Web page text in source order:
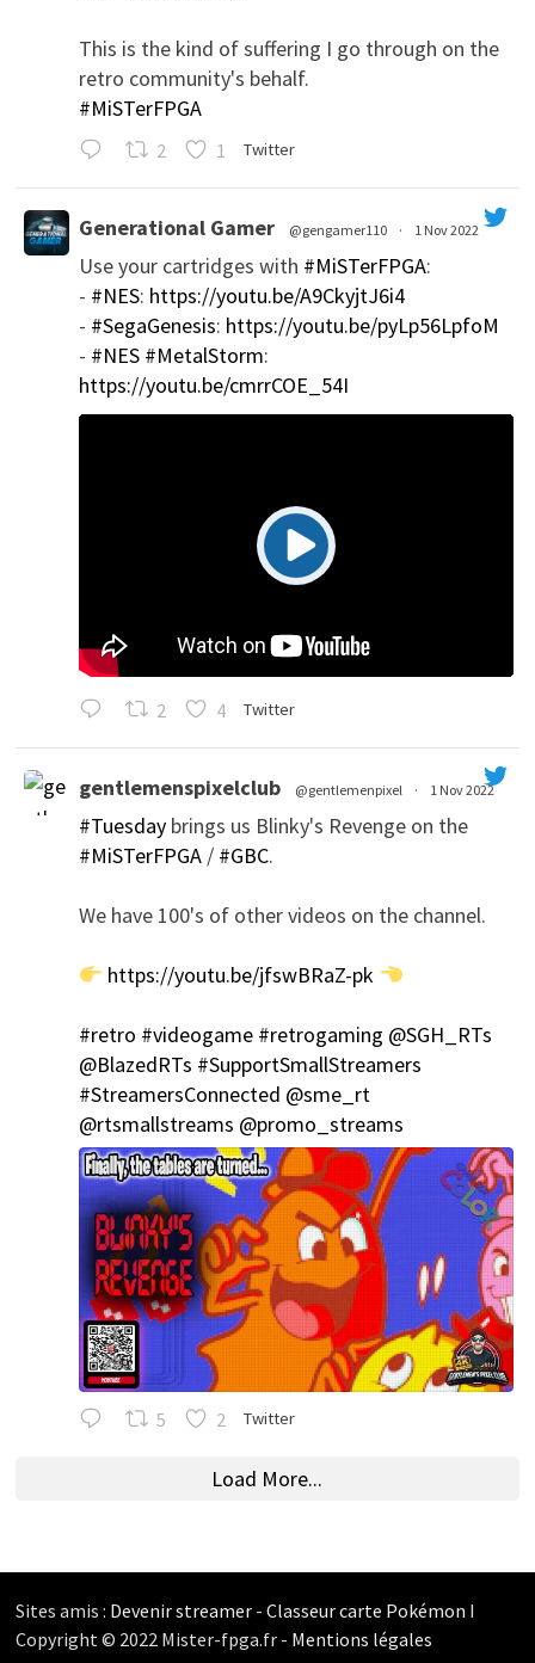
This is the kind of suffering I go through on the
retro community's behalf.
#MiSTerFPGA
2 1 Twitter
Generational Gamer @gengamer110 · 1 Nov 2022
Use your cartridges with #MiSTerFPGA:
- #NES: https://youtu.be/A9CkyjtJ6i4
- #SegaGenesis: https://youtu.be/pyLp56LpfoM
- #NES #MetalStorm:
https://youtu.be/cmrrCOE_54I
2 4 Twitter
gentlemenspixelclub @gentlemenpixel · 1 Nov 2022
#Tuesdaybrings us Blinky's Revenge on the
#MiSTerFPGA/ #GBC.
We have 100's of other videos on the channel.
https://youtu.be/jfswBRaZ-pk
#retro #videogame #retrogaming @SGH_RTs
@BlazedRTs #SupportSmallStreamers
#StreamersConnected @sme_rt
@rtsmallstreams @promo_streams
5 2 Twitter
Load More...
Sites amis : Devenir streamer- Classeur carte Pokémon I
Copyright © 2022 Mister-fpga.fr - Mentions légales